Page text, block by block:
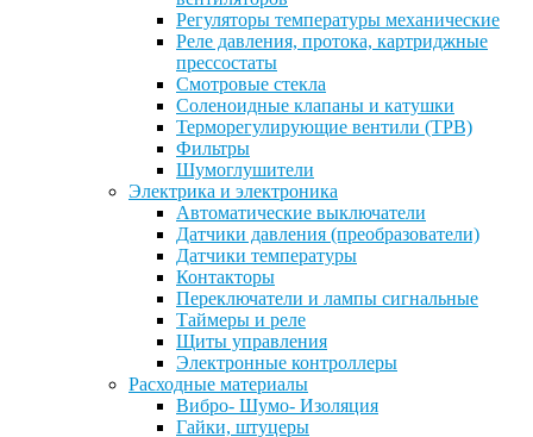
Регуляторы температуры механические
Реле давления, протока, картриджные
прессостаты
Смотровые стекла
Соленоидные клапаны и катушки
Терморегулирующие вентили (ТРВ)
Фильтры
Шумоглушители
Электрика и электроника
Автоматические выключатели
Датчики давления (преобразователи)
Датчики температуры
Контакторы
Переключатели и лампы сигнальные
Таймеры и реле
Щиты управления
Электронные контроллеры
Расходные материалы
Вибро- Шумо- Изоляция
Гайки, штуцеры